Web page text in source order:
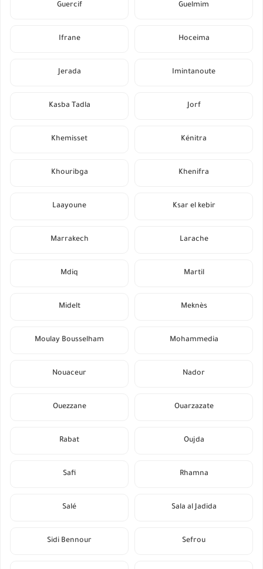
Guelmim
Guercif
Hoceima
Ifrane
Imintanoute
Jerada
Jorf
Kasba Tadla
Kénitra
Khemisset
Khenifra
Khouribga
Ksar el kebir
Laayoune
Larache
Marrakech
Martil
Mdiq
Meknès
Midelt
Mohammedia
Moulay Bousselham
Nador
Nouaceur
Ouarzazate
Ouezzane
Oujda
Rabat
Rhamna
Safi
Sala al Jadida
Salé
Sefrou
Sidi Bennour